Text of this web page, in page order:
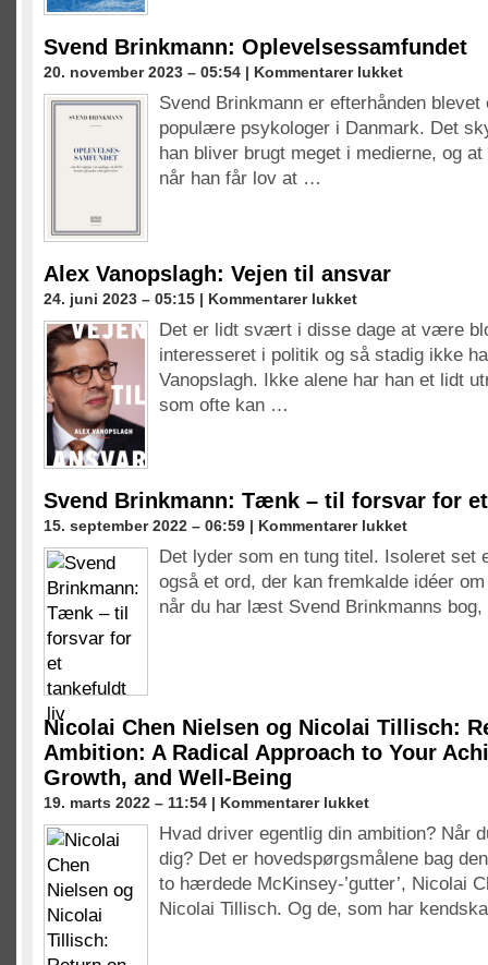
Svend Brinkmann: Oplevelsessamfundet
20. november 2023 – 05:54 | Kommentarer lukkettil
Brinkmann:
Svend Brinkmann er efterhånden blevet
populære psykologer i Danmark. Det
han bliver brugt meget i medierne, og
når han får lov at …
Alex Vanopslagh: Vejen til ansvar
24. juni 2023 – 05:15 | Kommentarer lukkettil
Vanopslagh:
Vejen
Det er lidt svært i disse dage at være
interesseret i politik og så stadig ikke
Vanopslagh. Ikke alene har han et lidt
som ofte kan …
Svend Brinkmann: Tænk – til forsvar for
15. september 2022 – 06:59 | Kommentarer lukkettil
Brinkmann:
Tænk
liv
Det lyder som en tung titel. Isoleret set
også et ord, der kan fremkalde idéer
når du har læst Svend Brinkmanns
Nicolai Chen Nielsen og Nicolai Tillisch:
Ambition: A Radical Approach to Your
Growth, and Well-Being
19. marts 2022 – 11:54 | Kommentarer lukkettil
Chen
Nielsen
og
Tillisch:
Hvad driver egentlig din ambition? Når
dig? Det er hovedspørgsmålene bag
to hærdede McKinsey-’gutter’, Nicolai
Nicolai Tillisch. Og de, som har